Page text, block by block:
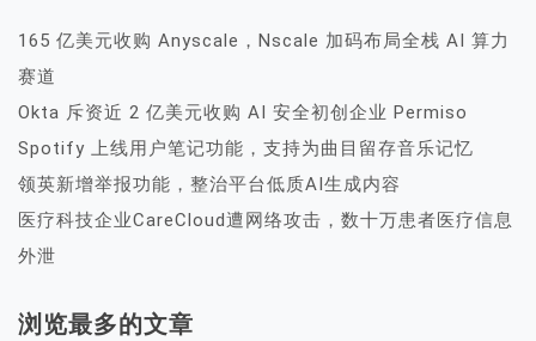
165 亿美元收购 Anyscale，Nscale 加码布局全栈 AI 算力
赛道
Okta 斥资近 2 亿美元收购 AI 安全初创企业 Permiso
Spotify 上线用户笔记功能，支持为曲目留存音乐记忆
领英新增举报功能，整治平台低质AI生成内容
医疗科技企业CareCloud遭网络攻击，数十万患者医疗信息
外泄
浏览最多的文章